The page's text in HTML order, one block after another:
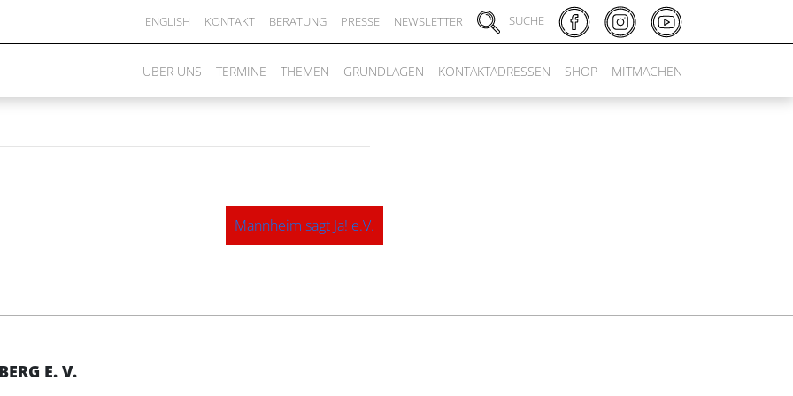
ENGLISH KONTAKT BERATUNG PRESSE NEWSLETTER SUCHE
ÜBER UNS TERMINE THEMEN GRUNDLAGEN KONTAKTADRESSEN SHOP MITMACHEN
Mannheim sagt Ja! e.V.
E. V.